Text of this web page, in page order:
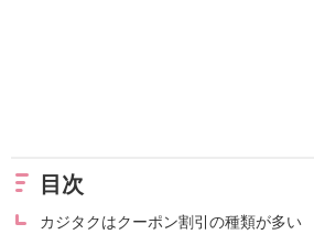
目次
カジタクはクーポン割引の種類が多い